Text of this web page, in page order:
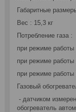
Габаритные
Вес : 15,3 кг
Потребление газа :
при режиме работы
при режиме работы
при режиме работы
Газовый
- датчиком
обогреватель